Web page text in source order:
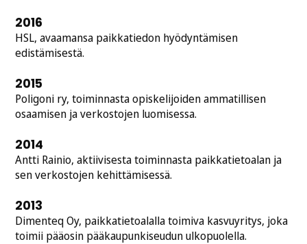
2016
HSL, avaamansa paikkatiedon hyödyntämisen
edistämisestä.
2015
Poligoni ry, toiminnasta opiskelijoiden ammatillisen
osaamisen ja verkostojen luomisessa.
2014
Antti Rainio, aktiivisesta toiminnasta paikkatietoalan ja
sen verkostojen kehittämisessä.
2013
Dimenteq Oy, paikkatietoalalla toimiva kasvuyritys, joka
toimii pääosin pääkaupunkiseudun ulkopuolella.